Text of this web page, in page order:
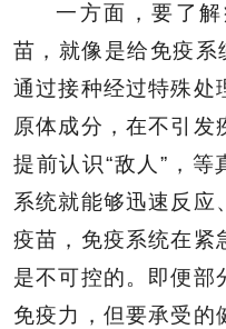
一方面，要了
苗，就像是给免疫系
通过接种经过特殊处
原体成分，在不引发
提前认识“敌人”，等
系统就能够迅速反应
疫苗，免疫系统在紧
是不可控的。即便部
免疫力，但要承受的